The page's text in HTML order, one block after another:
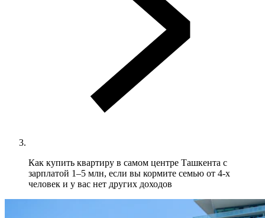
Как купить квартиру в самом центре Ташкента с
зарплатой 1–5 млн, если вы кормите семью от 4-х
человек и у вас нет других доходов